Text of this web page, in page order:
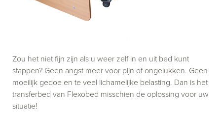
Zou het niet fijn zijn als u weer zelf in en uit bed kunt
stappen? Geen angst meer voor pijn of ongelukken. Geen
moeilijk gedoe en te veel lichamelijke belasting. Dan is het
transferbed van Flexobed misschien de oplossing voor uw
situatie!